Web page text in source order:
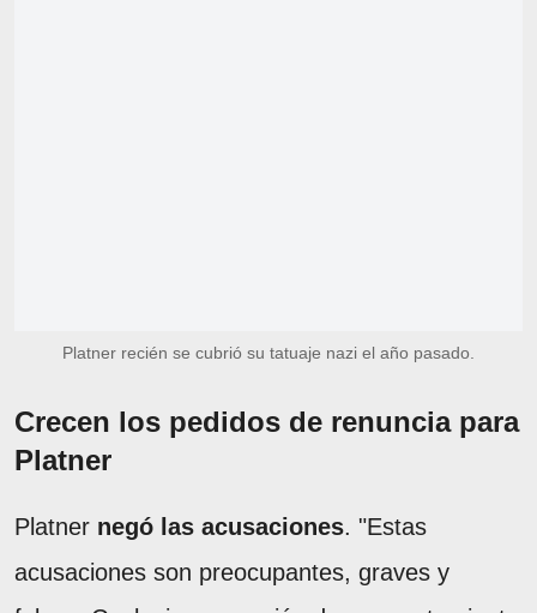
Platner recién se cubrió su tatuaje nazi el año pasado.
Crecen los pedidos de renuncia para
Platner
Platner negó las acusaciones. "Estas
acusaciones son preocupantes, graves y